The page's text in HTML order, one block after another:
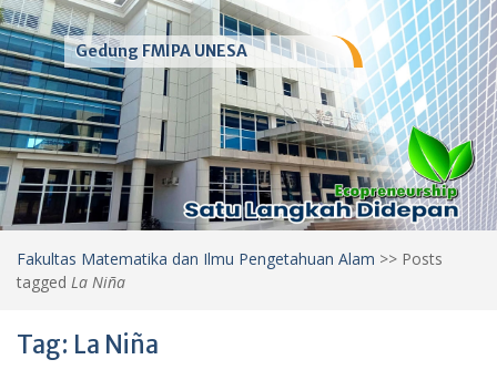
Gedung FMIPA UNESA
Fakultas Matematika dan Ilmu Pengetahuan Alam >> Posts
tagged La Niña
Tag: La Niña